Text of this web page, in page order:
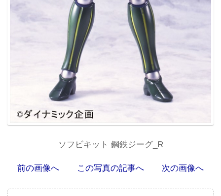
ソフビキット 鋼鉄ジーグ_R
前の画像へ この写真の記事へ 次の画像へ